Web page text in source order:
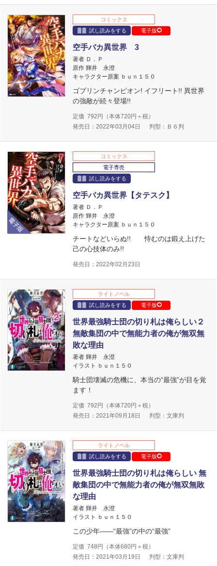
コミックス
試し読みをする
電子版
空手バカ異世界 3
著者 Ｄ．Ｐ
原作 輝井 永澄
キャラクター原案 ｂｕｎ１５０
ゴブリンチャンピオン! イフリート!! 異世界
の強敵が続々登場!!
定価 792 円（本体720円＋税）
発売日：2022年03月04日
判型：Ｂ６判
電子版
コミックス
電子専売
試し読みをする
空手バカ異世界【タテスク】
著者 Ｄ．Ｐ
原作 輝井 永澄
キャラクター原案 ｂｕｎ１５０
チートなどいらぬ!! 恃むのは鍛え上げた
己の心技体のみ!!
発売日：2022年02月23日
ライトノベル
試し読みをする
電子版
世界最強騎士団の切り札は俺らしい２
無敵集団の中で無能力者の俺が無双無
敗な理由
著者 輝井 永澄
イラスト ｂｕｎ１５０
騎士団壊滅の危機に、本当の“最強”が目を覚
ます！
定価 792 円（本体720円＋税）
発売日：2021年09月18日
判型：文庫判
ライトノベル
試し読みをする
電子版
世界最強騎士団の切り札は俺らしい 無
敵集団の中で無能力者の俺が無双無敗
な理由
著者 輝井 永澄
イラスト ｂｕｎ１５０
この少年――“最強”の中の“最強”
定価 748 円（本体680円＋税）
発売日：2021年03月19日
判型：文庫判